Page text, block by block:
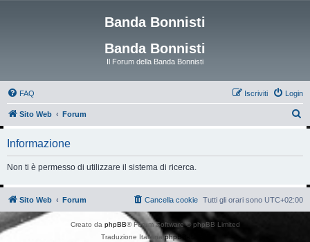
Banda Bonnisti
Banda Bonnisti
Il Forum della Banda Bonnisti
FAQ Login
Iscriviti
Sito Web Forum
Informazione
Non ti è permesso di utilizzare il sistema di ricerca.
Sito Web Forum Tutti gli orari sono UTC+02:00
Cancella cookie
Creato da phpBB® Forum Software © phpBB Limited
Traduzione ItalianaphpBB-Italia.it